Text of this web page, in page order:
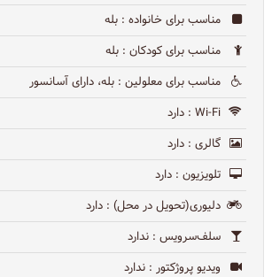
مناسب برای خانواده : بله
مناسب برای کودکان : بله
مناسب برای معلولین : بله، دارای آسانسور
Wi-Fi : دارد
گالری : دارد
تلویزیون : دارد
دلیوری(تحویل در محل) : دارد
سلف‌سرویس : ندارد
ویدیو پروژکتور : ندارد